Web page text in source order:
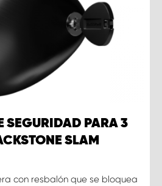
SEGURIDAD PARA 3
SLAM
con resbalón que se bloquea